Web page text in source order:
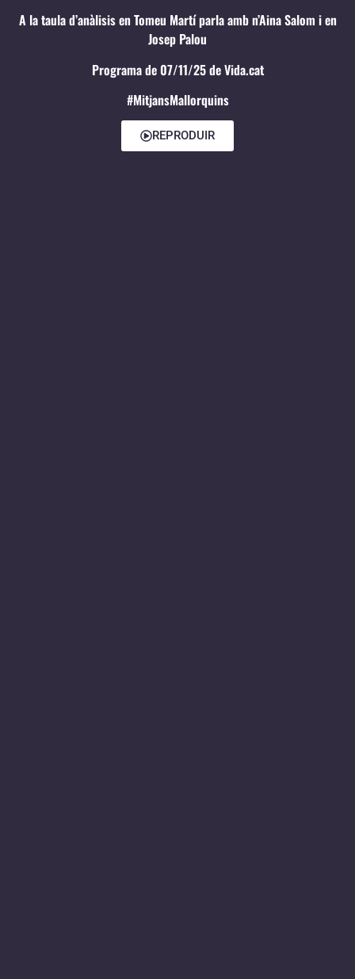
A la taula d’anàlisis en Tomeu Martí parla amb n’Aina Salom i en
Josep Palou
Programa de 07/11/25 de Vida.cat
#MitjansMallorquins
REPRODUIR